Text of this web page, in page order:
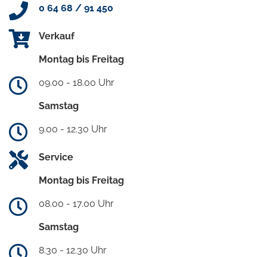
0 64 68 / 91 450
Verkauf
Montag bis Freitag
09.00 - 18.00 Uhr
Samstag
9.00 - 12.30 Uhr
Service
Montag bis Freitag
08.00 - 17.00 Uhr
Samstag
8.30 - 12.30 Uhr